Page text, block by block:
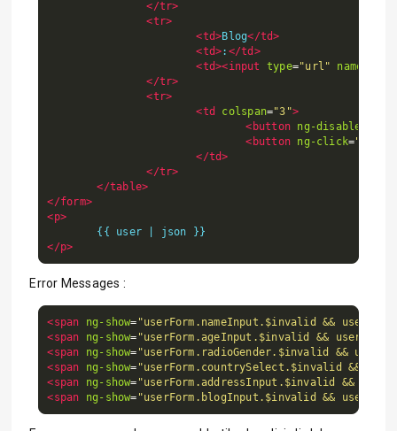
</tr>
<tr>
<td>Blog</td>
<td>: </td>
<td><input
type="url" name
</tr>
<tr>
<td
colspan="3">
<button ng-disabled
<button ng-click=
</td>
</tr>
</table>
</form>
<p>
</p>
Error Messages :
<span ng-show= "userForm.nameInput.$invalid &&
<span
ng-show= "userForm.ageInput.$invalid &&
<span
ng-show= "userForm.radioGender.$invalid &&
<span
ng-show= "userForm.countrySelect.$invalid &&
<span
ng-show= "userForm.addressInput.$invalid &&
<span
ng-show= "userForm.blogInput.$invalid &&